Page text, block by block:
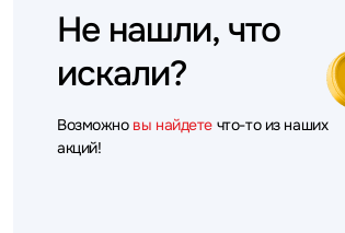
Не нашли, что
искали?
Возможно вы найдете что-то из наших
акций!